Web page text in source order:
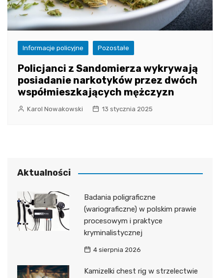
Informacje policyjne Pozostałe
Policjanci z Sandomierza wykrywają
posiadanie narkotyków przez dwóch
współmieszkających mężczyzn
Karol Nowakowski 13 stycznia 2025
Aktualności
Badania poligraficzne
(wariograficzne) w polskim prawie
procesowym i praktyce
kryminalistycznej
4 sierpnia 2026
Kamizelki chest rig w strzelectwie